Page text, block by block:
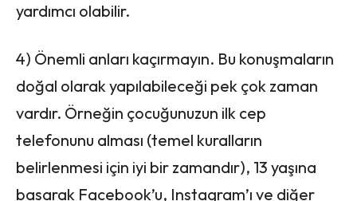
yardımcı olabilir.
4) Önemli anları kaçırmayın. Bu konuşmaların
doğal olarak yapılabileceği pek çok zaman
vardır. Örneğin çocuğunuzun ilk cep
telefonunu alması (temel kuralların
belirlenmesi için iyi bir zamandır), 13 yaşına
basarak Facebook’u, Instagram’ı ve diğer